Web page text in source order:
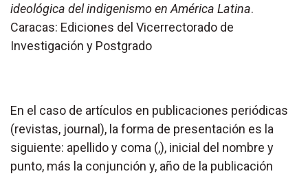
ideológica del indigenismo en América Latina.
Caracas: Ediciones del Vicerrectorado de
Investigación y Postgrado
En el caso de artículos en publicaciones periódicas
(revistas, journal), la forma de presentación es la
siguiente: apellido y coma (,), inicial del nombre y
punto, más la conjunción y, año de la publicación